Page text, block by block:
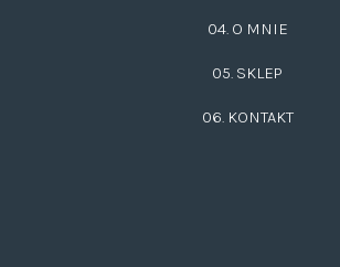
04. O MNIE
05. SKLEP
06. KONTAKT